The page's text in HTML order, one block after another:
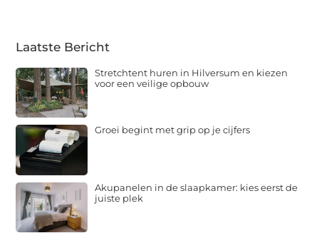
Laatste Bericht
Stretchtent huren in Hilversum en kiezen
voor een veilige opbouw
Groei begint met grip op je cijfers
Akupanelen in de slaapkamer: kies eerst de
juiste plek